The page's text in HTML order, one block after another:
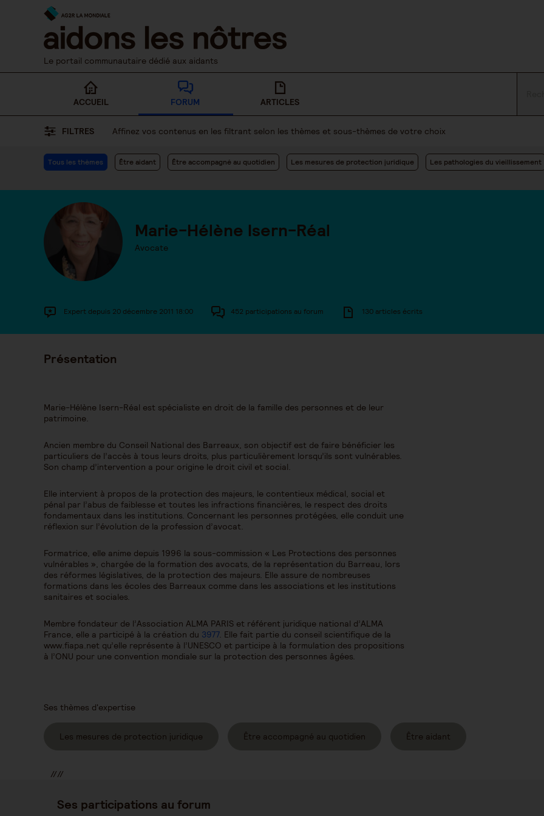
Le portail communautaire dédié aux aidants
ACCUEIL FORUM ARTICLES
FILTRES Affinez vos contenus en les filtrant selon les thèmes et sous-thèmes de votre choix
Tous les thèmes Être aidant Être accompagné au quotidien Les mesures de protection juridique Les pathologies du vieillissement
Marie-Hélène Isern-Réal
Avocate
Expert depuis 20 décembre 2011 18:00 452 participations au forum 130 articles écrits
Présentation
Marie-Hélène Isern-Réal est spécialiste en droit de la famille des personnes et de leur
patrimoine.
Ancien membre du Conseil National des Barreaux, son objectif est de faire bénéficier les
particuliers de l’accès à tous leurs droits, plus particulièrement lorsqu’ils sont vulnérables.
Son champ d’intervention a pour origine le droit civil et social.
Elle intervient à propos de la protection des majeurs, le contentieux médical, social et
pénal par l’abus de faiblesse et toutes les infractions financières, le respect des droits
fondamentaux dans les institutions. Concernant les personnes protégées, elle conduit une
réflexion sur l’évolution de la profession d’avocat.
Formatrice, elle anime depuis 1996 la sous-commission « Les Protections des personnes
vulnérables », chargée de la formation des avocats, de la représentation du Barreau, lors
des réformes législatives, de la protection des majeurs. Elle assure de nombreuses
formations dans les écoles des Barreaux comme dans les associations et les institutions
sanitaires et sociales.
Membre fondateur de l’Association ALMA PARIS et référent juridique national d’ALMA
France, elle a participé à la création du 3977. Elle fait partie du conseil scientifique de la
www.fiapa.net qu’elle représente à l’UNESCO et participe à la formulation des propositions
à l’ONU pour une convention mondiale sur la protection des personnes âgées.
Ses thèmes d'expertise
Les mesures de protection juridique Être accompagné au quotidien Être aidant
////
Ses participations au forum